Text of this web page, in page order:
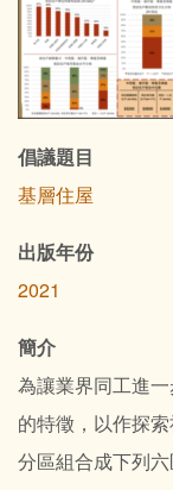
倡議題目
基層住屋
出版年份
2021
簡介
為讓業界同工進
的特徵，以作探
分區組合成下列